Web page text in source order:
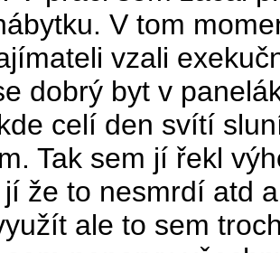
V tom
vzali
dobrý byt v
celí den svítí
Tak sem jí řekl
že to nesmrdí atd
ale to sem